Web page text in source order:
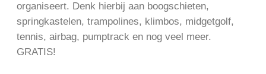
organiseert. Denk hierbij aan boogschieten,
springkastelen, trampolines, klimbos, midgetgolf,
tennis, airbag, pumptrack en nog veel meer.
GRATIS!